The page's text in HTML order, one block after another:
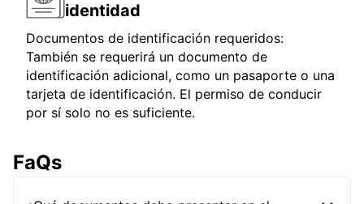
identidad
Documentos de identificación requeridos:
También se requerirá un documento de
identificación adicional, como un pasaporte o una
tarjeta de identificación. El permiso de conducir
por sí solo no es suficiente.
FaQs